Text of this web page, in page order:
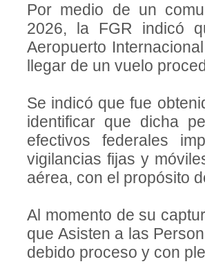
Por medio de un
2026, la FGR indicó
Aeropuerto
llegar de un vuelo
Se indicó que fue
identificar que dicha
efectivos federales
vigilancias fijas y
aérea, con el propósito
Al momento de su
que Asisten a las
debido proceso y con